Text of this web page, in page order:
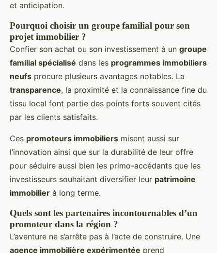
et anticipation.
Pourquoi choisir un groupe familial pour son
projet immobilier ?
Confier son achat ou son investissement à un groupe
familial spécialisé dans les programmes immobiliers
neufs procure plusieurs avantages notables. La
transparence, la proximité et la connaissance fine du
tissu local font partie des points forts souvent cités
par les clients satisfaits.
Ces promoteurs immobiliers misent aussi sur
l’innovation ainsi que sur la durabilité de leur offre
pour séduire aussi bien les primo-accédants que les
investisseurs souhaitant diversifier leur patrimoine
immobilier à long terme.
Quels sont les partenaires incontournables d’un
promoteur dans la région ?
L’aventure ne s’arrête pas à l’acte de construire. Une
agence immobilière expérimentée prend